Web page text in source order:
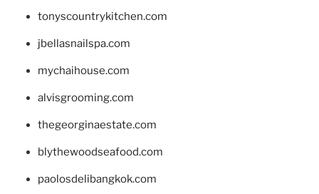
tonyscountrykitchen.com
jbellasnailspa.com
mychaihouse.com
alvisgrooming.com
thegeorginaestate.com
blythewoodseafood.com
paolosdelibangkok.com